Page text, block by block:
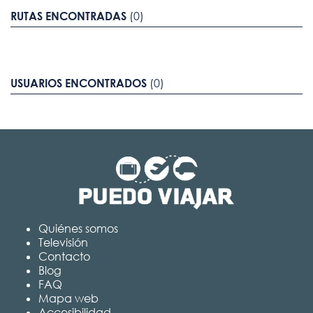
RUTAS ENCONTRADAS (0)
USUARIOS ENCONTRADOS (0)
Quiénes somos
Televisión
Contacto
Blog
FAQ
Mapa web